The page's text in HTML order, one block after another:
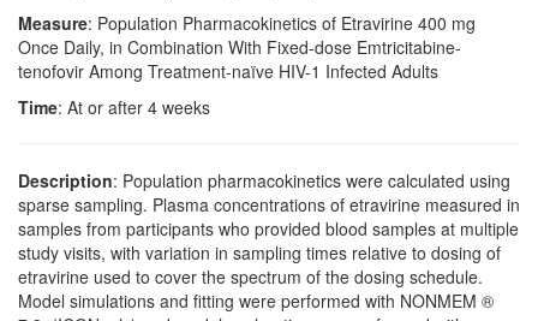
Measure: Population Pharmacokinetics of Etravirine 400 mg
Once Daily, in Combination With Fixed-dose Emtricitabine-
tenofovir Among Treatment-naïve HIV-1 Infected Adults
Time: At or after 4 weeks
Description: Population pharmacokinetics were calculated using
sparse sampling. Plasma concentrations of etravirine measured in
samples from participants who provided blood samples at multiple
study visits, with variation in sampling times relative to dosing of
etravirine used to cover the spectrum of the dosing schedule.
Model simulations and fitting were performed with NONMEM ®